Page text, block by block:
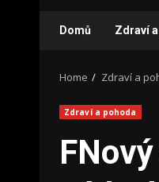
Domů Zdraví
Home Zdraví a
Zdraví a pohoda